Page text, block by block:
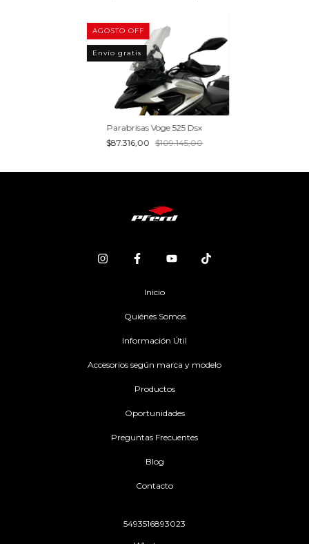
AGOSTO OFF
Envío gratis
Parabrisas Voge 525 Dsx
$87.316,00 $109.145,00
Inicio
Quiénes Somos
Información Útil
Accesorios según marca y modelo
Productos
Oportunidades
Preguntas Frecuentes
Blog
Contacto
5493516893023